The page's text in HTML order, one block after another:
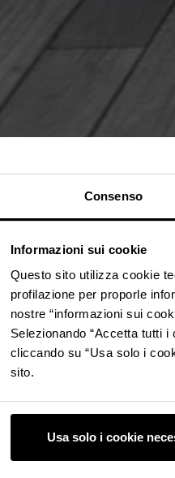
Consenso
Informazioni sui cookie
Questo sito utilizza cookie
profilazione per proporle
nostre “informazioni sui
Selezionando “Accetta tutti
cliccando su “Usa solo i
sito.
Usa solo i cookie
S.r.l.
VISITA